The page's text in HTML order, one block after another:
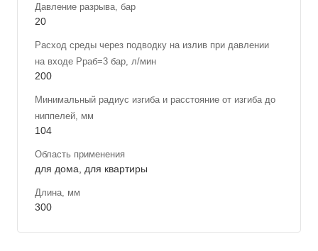
Давление разрыва, бар
20
Расход среды через подводку на излив при давлении
на входе Рраб=3 бар, л/мин
200
Минимальный радиус изгиба и расстояние от изгиба до
ниппелей, мм
104
Область применения
для дома, для квартиры
Длина, мм
300